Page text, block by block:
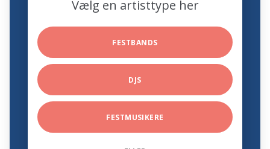
Vælg en artisttype her
FESTBANDS
DJS
FESTMUSIKERE